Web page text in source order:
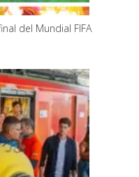
del Mundial FIFA